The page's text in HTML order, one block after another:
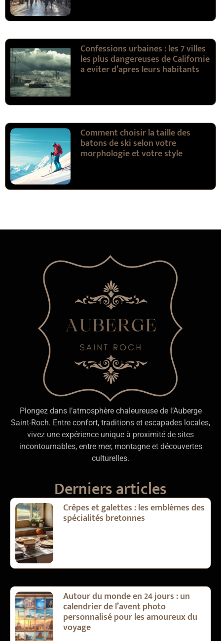
Confessions urbaines : les 7 villes
les plus dangereuses de Californie
a eviter d’apres leurs habitants
Comment choisir la taille des
batons de ski selon votre
morphologie et votre style
Plongez dans l’atmosphère chaleureuse de l’Auberge
Saint-Roch. Entre confort, traditions et escapades locales,
vivez une expérience unique à proximité de sites
incontournables, entre mer, montagne et découvertes
culturelles.
Derniers articles
Crêpes et galettes : les emblèmes des
spécialités bretonnes
Autour du monde en 24 jours : un
calendrier de l’avent photo
personnalisé pour les amoureux du
voyage